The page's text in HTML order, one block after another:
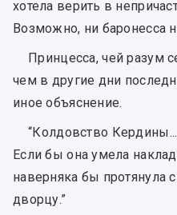
хотела верить в
Возможно, ни баронесса
Принцесса, чей разум
чем в другие дни
иное объяснение.
“Колдовство
Если бы она умела
наверняка бы протянула
дворцу.”